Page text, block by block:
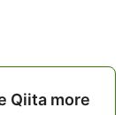
Qiita more